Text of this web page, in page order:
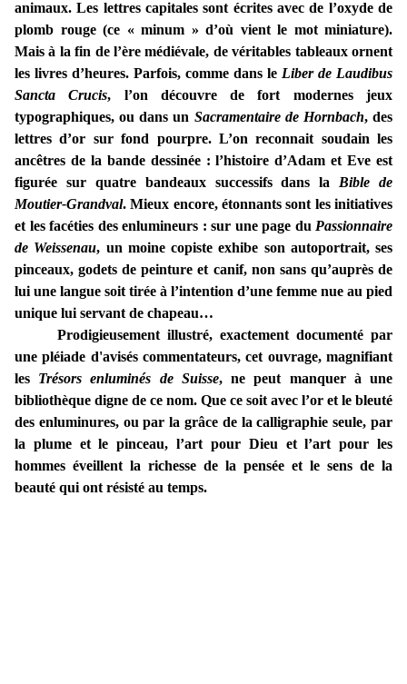
animaux. Les lettres capitales sont écrites avec de l’oxyde de
plomb rouge (ce « minum » d’où vient le mot miniature).
Mais à la fin de l’ère médiévale, de véritables tableaux ornent
les livres d’heures. Parfois, comme dans le Liber de Laudibus
Sancta Crucis, l’on découvre de fort modernes jeux
typographiques, ou dans un Sacramentaire de Hornbach, des
lettres d’or sur fond pourpre. L’on reconnait soudain les
ancêtres de la bande dessinée : l’histoire d’Adam et Eve est
figurée sur quatre bandeaux successifs dans la Bible de
Moutier-Grandval. Mieux encore, étonnants sont les initiatives
et les facéties des enlumineurs : sur une page du Passionnaire
de Weissenau, un moine copiste exhibe son autoportrait, ses
pinceaux, godets de peinture et canif, non sans qu’auprès de
lui une langue soit tirée à l’intention d’une femme nue au pied
unique lui servant de chapeau…
Prodigieusement illustré, exactement documenté par
une pléiade d'avisés commentateurs, cet ouvrage, magnifiant
les Trésors enluminés de Suisse, ne peut manquer à une
bibliothèque digne de ce nom. Que ce soit avec l’or et le bleuté
des enluminures, ou par la grâce de la calligraphie seule, par
la plume et le pinceau, l’art pour Dieu et l’art pour les
hommes éveillent la richesse de la pensée et le sens de la
beauté qui ont résisté au temps.